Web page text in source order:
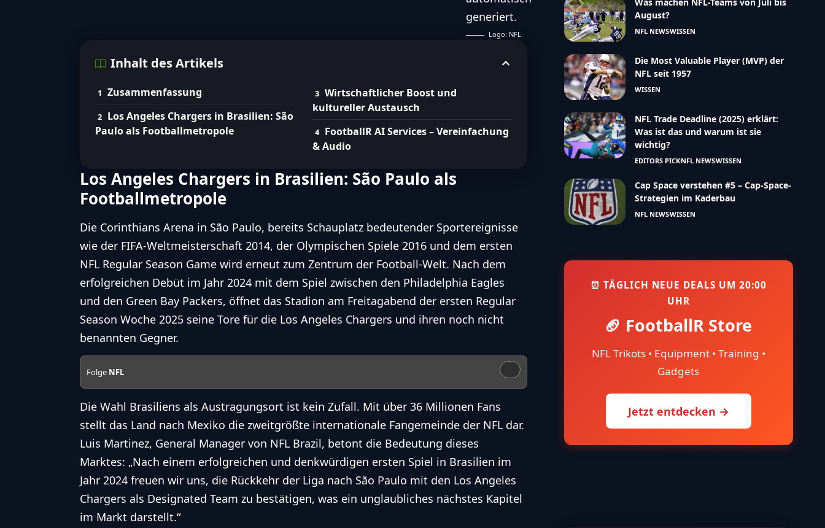
Logo: NFL
Inhalt des Artikels
Zusammenfassung
Los Angeles Chargers in Brasilien: São
Paulo als Footballmetropole
Wirtschaftlicher Boost und
kultureller Austausch
FootballR AI Services – Vereinfachung
& Audio
Los Angeles Chargers in Brasilien: São Paulo als
Footballmetropole
Die Corinthians Arena in São Paulo, bereits Schauplatz bedeutender Sportereignisse
wie der FIFA-Weltmeisterschaft 2014, der Olympischen Spiele 2016 und dem ersten
NFL Regular Season Game wird erneut zum Zentrum der Football-Welt. Nach dem
erfolgreichen Debüt im Jahr 2024 mit dem Spiel zwischen den Philadelphia Eagles
und den Green Bay Packers, öffnet das Stadion am Freitagabend der ersten Regular
Season Woche 2025 seine Tore für die Los Angeles Chargers und ihren noch nicht
benannten Gegner.
Folge NFL
Die Wahl Brasiliens als Austragungsort ist kein Zufall. Mit über 36 Millionen Fans
stellt das Land nach Mexiko die zweitgrößte internationale Fangemeinde der NFL dar.
Luis Martinez, General Manager von NFL Brazil, betont die Bedeutung dieses
Marktes: „Nach einem erfolgreichen und denkwürdigen ersten Spiel in Brasilien im
Jahr 2024 freuen wir uns, die Rückkehr der Liga nach São Paulo mit den Los Angeles
Chargers als Designated Team zu bestätigen, was ein unglaubliches nächstes Kapitel
im Markt darstellt.“
Was machen NFL-Teams von Juli bis
August?
NFL NEWSWISSEN
Die Most Valuable Player (MVP) der
NFL seit 1957
WISSEN
NFL Trade Deadline (2025) erklärt:
Was ist das und warum ist sie
wichtig?
EDITORS PICKNFL NEWSWISSEN
Cap Space verstehen #5 – Cap-Space-
Strategien im Kaderbau
NFL NEWSWISSEN
⏰ TÄGLICH NEUE DEALS UM 20:00
UHR
🏈 FootballR Store
NFL Trikots • Equipment • Training •
Gadgets
Jetzt entdecken →